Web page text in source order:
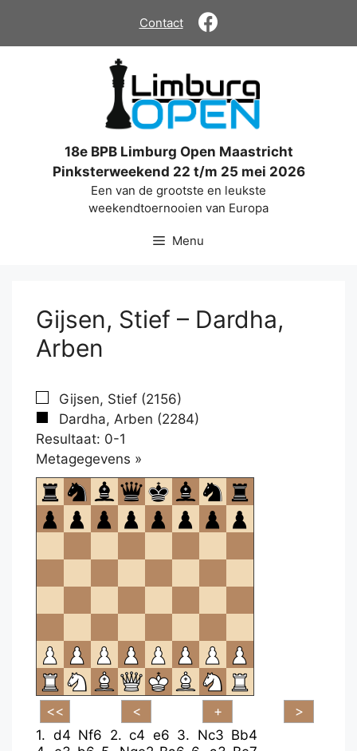
de
Contact
18e BPB Limburg Open Maastricht
Pinksterweekend 22 t/m 25 mei 2026
Een van de grootste en leukste
weekendtoernooien van Europa
Menu
Gijsen, Stief – Dardha,
Arben
Gijsen, Stief (2156)
Dardha, Arben (2284)
Resultaat: 0-1
Metagegevens »
om
te
openen.
1. d4 Nf6 2. c4 e6 3. Nc3 Bb4